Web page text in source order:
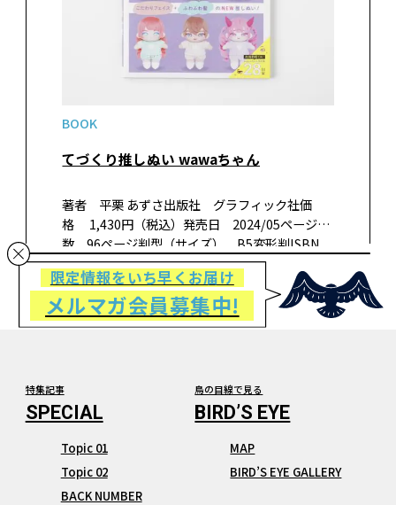
BOOK
てづくり推しぬい wawaちゃん
著者 平栗 あずさ出版社 グラフィック社価
格 1,430円（税込）発売日 2024/05ページ
数 96ページ判型（サイズ） B5変形判ISBN
978-4-7661-3936-5 新しい推しぬいボディ登
場！こだわり刺しゅうフェイス＋ふわふ…
限定情報をいち早くお届け
メルマガ会員募集中!
特集記事
Topic 01
Topic 02
BACK NUMBER
鳥の目線で見る
MAP
BIRD’S EYE GALLERY